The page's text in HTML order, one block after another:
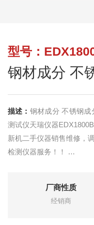
型号：
钢材成分 不
描述： 钢材成分 不锈钢
测试仪天瑞仪器
新机二手仪器销售维修，
检测仪器服务！！
厂商性质
经销商